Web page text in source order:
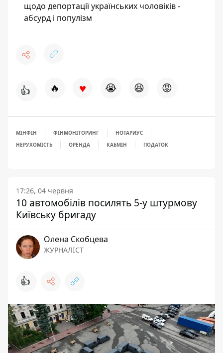
щодо депортації українських чоловіків -
абсурд і популізм
👍 🔥 ♥ 😭 😆 😡
МІНФІН ФІНМОНІТОРИНГ
НОТАРИУС
НЕРУХОМІСТЬ
ОРЕНДА КАБМІН ПОДАТОК
17:26, 04 червня
10 автомобілів посилять 5-у штурмову
Київську бригаду
Олена Скобцева
ЖУРНАЛІСТ
👍